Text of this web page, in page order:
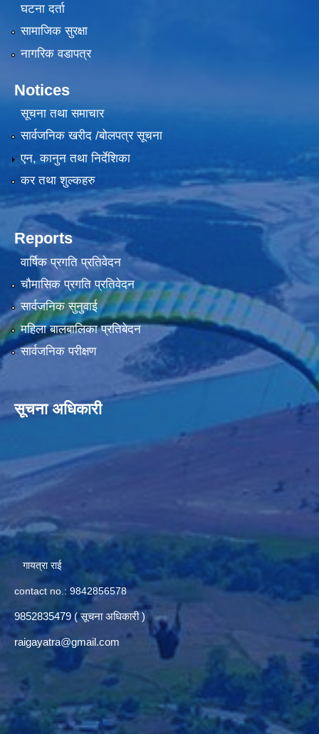
घटना दर्ता
सामाजिक सुरक्षा
नागरिक वडापत्र
Notices
सूचना तथा समाचार
सार्वजनिक खरीद /बोलपत्र सूचना
एन, कानुन तथा निर्देशिका
कर तथा शुल्कहरु
Reports
वार्षिक प्रगति प्रतिवेदन
चौमासिक प्रगति प्रतिवेदन
सार्वजनिक सुनुवाई
महिला बालबालिका प्रतिबेदन
सार्वजनिक परीक्षण
सूचना अधिकारी
गायत्रा राई
contact no.: 9842856578
9852835479 ( सूचना अधिकारी )
raigayatra@gmail.com